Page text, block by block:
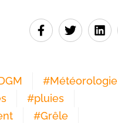
#Météorologie
#pluies
#Grêle